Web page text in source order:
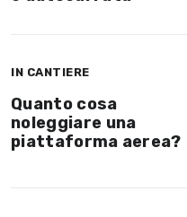
IN CANTIERE
Quanto cosa
noleggiare una
piattaforma aerea?